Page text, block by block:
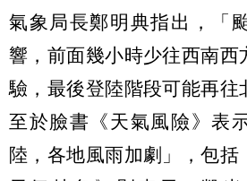
氣象局長鄭明典指出，「
響，前面幾小時少往西南西
驗，最後登陸階段可能再往
至於臉書《天氣風險》表
陸，各地風雨加劇」，包括